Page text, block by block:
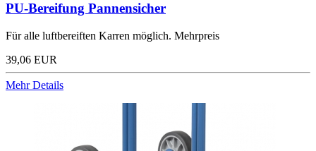
PU-Bereifung Pannensicher
Für alle luftbereiften Karren möglich. Mehrpreis
39,06 EUR
Mehr Details